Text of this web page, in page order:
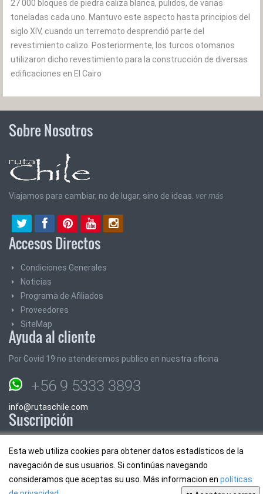
27 000 bloques de piedra caliza blanca, pulidos, de varias
toneladas cada uno. Mantuvo este aspecto hasta principios del
siglo XIV, cuando un terremoto desprendió parte del
revestimiento calizo. Posteriormente, los turcos otomanos
utilizaron dicho revestimiento para la construcción de diversas
edificaciones en El Cairo
Esta web utiliza cookies para obtener datos estadísticos de la
navegación de sus usuarios. Si continúas navegando
consideramos que aceptas su uso. Más informacion en políticas
Sobre Nosotros
Viajamos para cambiar, no de lugar, sino de ideas. ver más
Accesos Directos
Condiciones Generales
Noticias
Programa de Afiliados
Proveedores
SiteMap
Ayuda al cliente
Por Covid 19 no atenderemos publico en nuestra oficina
+56 9 5333 3893
info@rutaschile.com
Suscripción
Email: